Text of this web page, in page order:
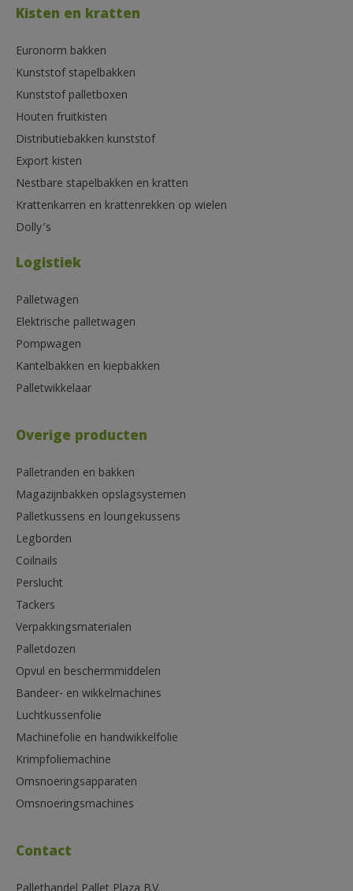
Kisten en kratten
Euronorm bakken
Kunststof stapelbakken
Kunststof palletboxen
Houten fruitkisten
Distributiebakken kunststof
Export kisten
Nestbare stapelbakken en kratten
Krattenkarren en krattenrekken op wielen
Dolly’s
Logistiek
Palletwagen
Elektrische palletwagen
Pompwagen
Kantelbakken en kiepbakken
Palletwikkelaar
Overige producten
Palletranden en bakken
Magazijnbakken opslagsystemen
Palletkussens en loungekussens
Legborden
Coilnails
Perslucht
Tackers
Verpakkingsmaterialen
Palletdozen
Opvul en beschermmiddelen
Bandeer- en wikkelmachines
Luchtkussenfolie
Machinefolie en handwikkelfolie
Krimpfoliemachine
Omsnoeringsapparaten
Omsnoeringsmachines
Contact